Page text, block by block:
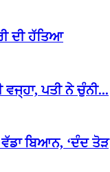
ਦੀ ਹੱਤਿਆ
ਪਤੀ ਨੇ ਚੁੰਨੀ...
ਬਿਆਨ, ‘ਦੰਦ ਤੋੜ